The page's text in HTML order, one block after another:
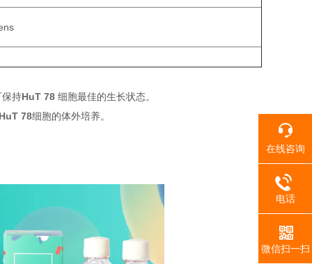
保持HuT 78 细胞最佳的生长状态。
78细胞的体外培养。
在线咨询
电话
微信扫一扫